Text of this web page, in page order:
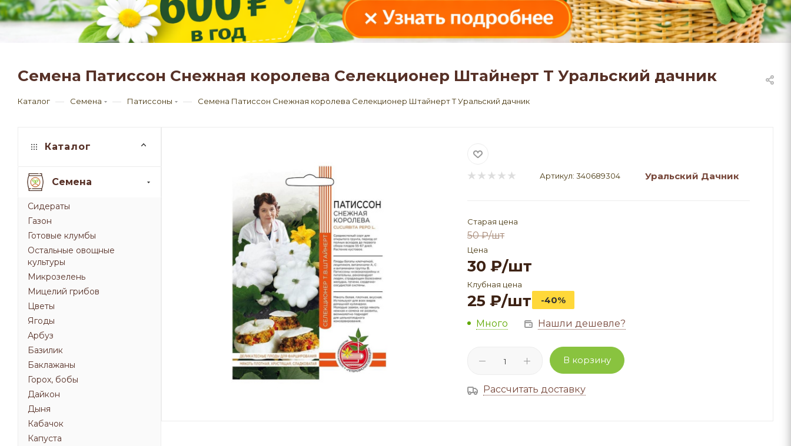
Семена Патиссон Снежная королева Селекционер Штайнерт Т Уральский дачник
Каталог — Семена — Патиссоны — Семена Патиссон Снежная королева Селекционер Штайнерт Т Уральский дачник
Артикул: 340689304 Уральский Дачник
Старая цена
50₽/шт
Цена
30 ₽/шт
Клубная цена
25 ₽/шт -40%
Много Нашли дешевле?
В корзину
Рассчитать доставку
Каталог
Семена
Сидераты
Газон
Готовые клумбы
Остальные овощные
культуры
Микрозелень
Мицелий грибов
Цветы
Ягоды
Арбуз
Базилик
Баклажаны
Горох, бобы
Дайкон
Дыня
Кабачок
Капуста